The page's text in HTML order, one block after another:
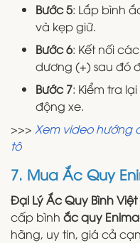
Bước 5: Lắp bình
và kẹp giữ.
Bước 6: Kết nối
dương (+) sau đó
Bước 7: Kiểm tra
động xe.
>>> Xem video hướng
tô
7. Mua Ắc Quy
Đại Lý Ắc Quy Bình Việt
cấp bình ắc quy
hãng, uy tin, giá cả